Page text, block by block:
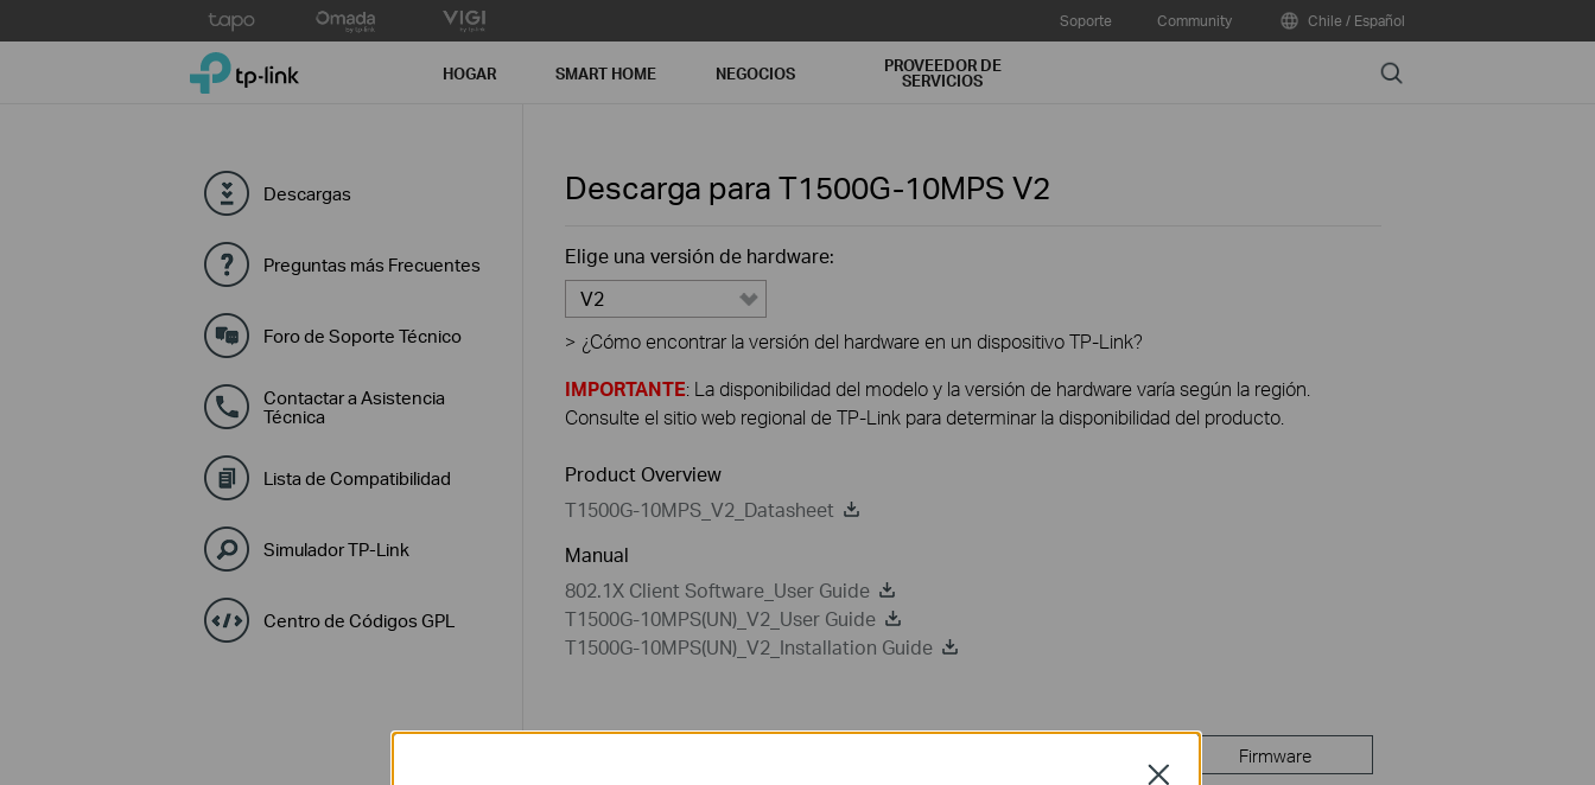
to
Soporte Community Chile / Español
TP-Link, Reliably Smart HOGAR SMART HOME NEGOCIOS PROVEEDOR DE
SERVICIOS Search
Descargas
Preguntas más Frecuentes
Foro de Soporte Técnico
Contactar a Asistencia
Técnica
Lista de Compatibilidad
Simulador TP-Link
Centro de Códigos GPL
Descarga para T1500G-10MPS V2
Elige una versión de hardware:
V2
> ¿Cómo encontrar la versión del hardware en un dispositivo TP-Link?
IMPORTANTE: La disponibilidad del modelo y la versión de hardware varía según la región.
Consulte el sitio web regional de TP-Link para determinar la disponibilidad del producto.
Product Overview
T1500G-10MPS_V2_Datasheet
Manual
802.1X Client Software_User Guide
T1500G-10MPS(UN)_V2_User Guide
T1500G-10MPS(UN)_V2_Installation Guide
Firmware
Close